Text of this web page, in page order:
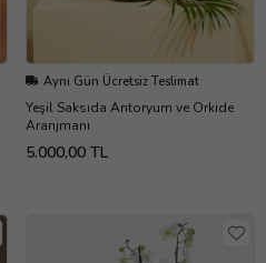
Aynı Gün Ücretsiz Teslimat
Yeşil Saksıda Antoryum ve Orkide
Aranjmanı
5.000,00 TL